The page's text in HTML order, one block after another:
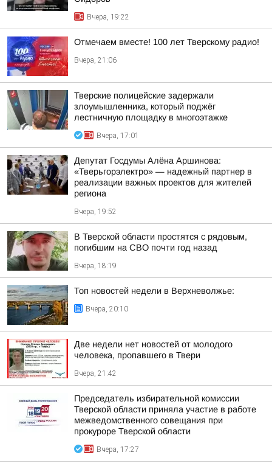
Вчера, 19:22
Отмечаем вместе! 100 лет Тверскому радио!
Вчера, 21:06
Тверские полицейские задержали
злоумышленника, который поджёг
лестничную площадку в многоэтажке
Вчера, 17:01
Депутат Госдумы Алёна Аршинова:
«Тверьгорэлектро» — надежный партнер в
реализации важных проектов для жителей
региона
Вчера, 19:52
В Тверской области простятся с рядовым,
погибшим на СВО почти год назад
Вчера, 18:19
Топ новостей недели в Верхневолжье:
Вчера, 20:10
Две недели нет новостей от молодого
человека, пропавшего в Твери
Вчера, 21:42
Председатель избирательной комиссии
Тверской области приняла участие в работе
межведомственного совещания при
прокуроре Тверской области
Вчера, 17:27